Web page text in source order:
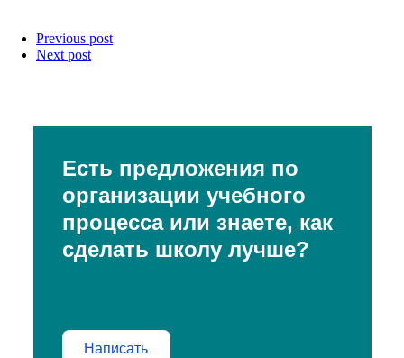
Previous post
Next post
Есть предложения по
организации учебного
процесса или знаете, как
сделать школу лучше?
Написать